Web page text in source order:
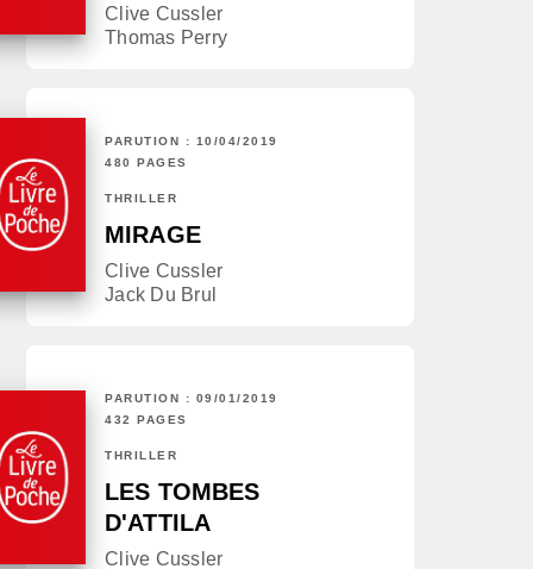
Clive Cussler
Thomas Perry
PARUTION : 10/04/2019
480 PAGES
THRILLER
MIRAGE
Clive Cussler
Jack Du Brul
PARUTION : 09/01/2019
432 PAGES
THRILLER
LES TOMBES
D'ATTILA
Clive Cussler